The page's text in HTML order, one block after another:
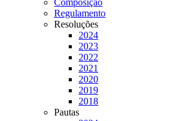
Composição
Regulamento
Resoluções
2024
2023
2022
2021
2020
2019
2018
Pautas